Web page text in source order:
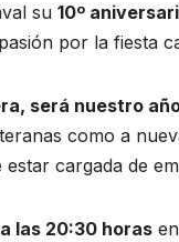
su 10º
por la fiesta
será nuestro
como a
cargada de
las 20:30 horas